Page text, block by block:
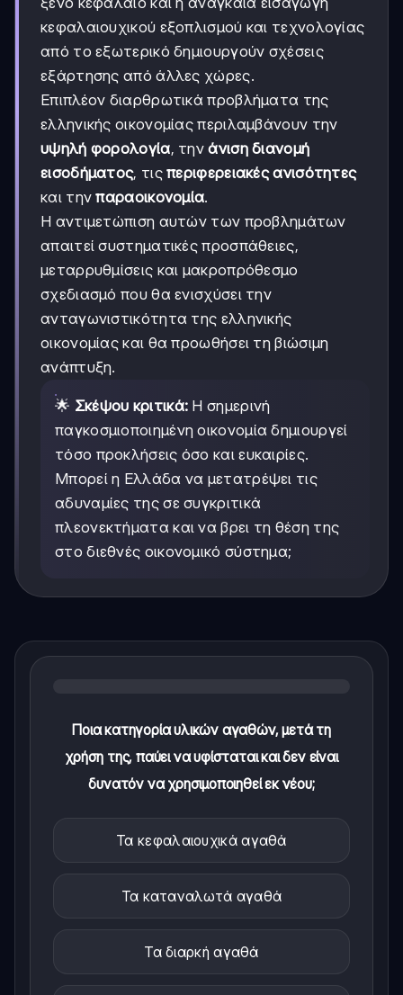
κεφαλαιουχικού εξοπλισμού και τεχνολογίας
από το εξωτερικό δημιουργούν σχέσεις
εξάρτησης από άλλες χώρες.
Επιπλέον διαρθρωτικά προβλήματα της
ελληνικής οικονομίας περιλαμβάνουν την
υψηλή φορολογία, τηνάνιση διανομή
εισοδήματος, τιςπεριφερειακές ανισότητες
και τηνπαραοικονομία.
Η αντιμετώπιση αυτών των προβλημάτων
απαιτεί συστηματικές προσπάθειες,
μεταρρυθμίσεις και μακροπρόθεσμο
σχεδιασμό που θα ενισχύσει την
ανταγωνιστικότητα της ελληνικής
οικονομίας και θα προωθήσει τη βιώσιμη
ανάπτυξη.
🌟 Σκέψου κριτικά: Η σημερινή
παγκοσμιοποιημένη οικονομία δημιουργεί
τόσο προκλήσεις όσο και ευκαιρίες.
Μπορεί η Ελλάδα να μετατρέψει τις
αδυναμίες της σε συγκριτικά
πλεονεκτήματα και να βρει τη θέση της
στο διεθνές οικονομικό σύστημα;
Ποια κατηγορία υλικών αγαθών, μετά τη
χρήση της, παύει να υφίσταται και δεν είναι
δυνατόν να χρησιμοποιηθεί εκ νέου;
Τα κεφαλαιουχικά αγαθά
Τα καταναλωτά αγαθά
Τα διαρκή αγαθά